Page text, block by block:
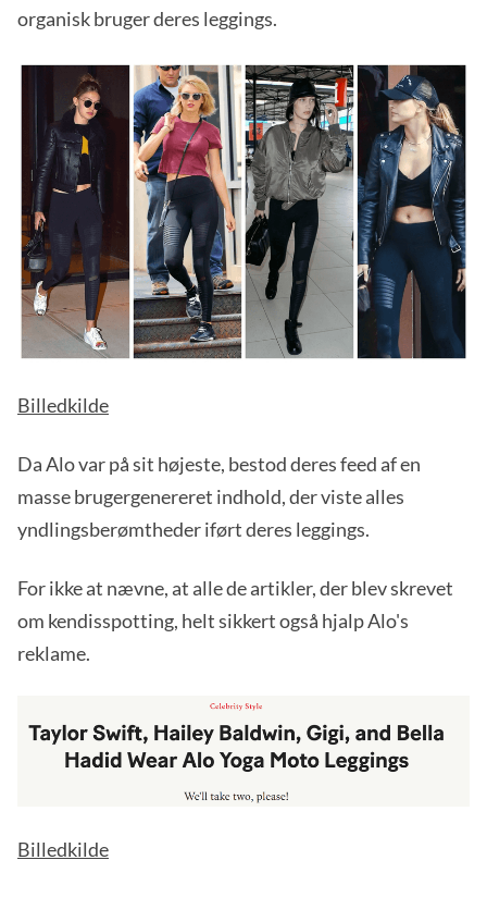
organisk bruger deres leggings.
Billedkilde
Da Alo var på sit højeste, bestod deres feed af en
masse brugergenereret indhold, der viste alles
yndlingsberømtheder iført deres leggings.
For ikke at nævne, at alle de artikler, der blev skrevet
om kendisspotting, helt sikkert også hjalp Alo's
reklame.
Billedkilde